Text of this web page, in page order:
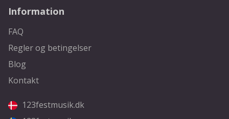
Information
FAQ
Regler og betingelser
Blog
Kontakt
123festmusik.dk